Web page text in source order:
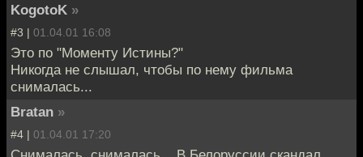
KogotoK »
#3 | 01.04.01 16:08
Это по "Моменту Истины?"
Никогда не слышал, чтобы по нему фильма
снималась...
Bratan »
#4 | 01.04.01 17:20